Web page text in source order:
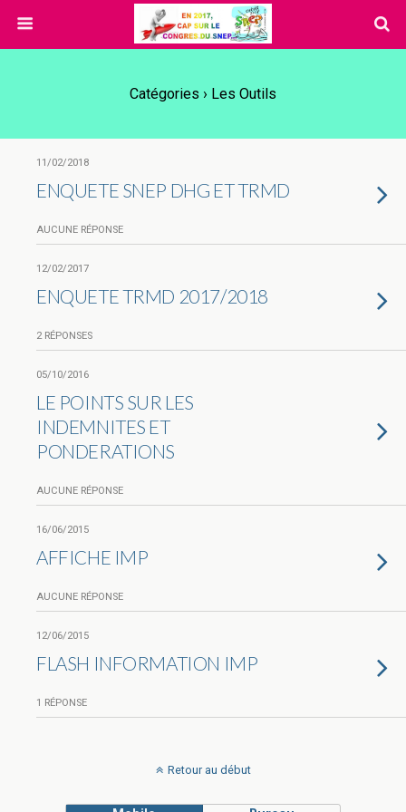
Catégories › Les Outils
11/02/2018
ENQUETE SNEP DHG ET TRMD
AUCUNE RÉPONSE
12/02/2017
ENQUETE TRMD 2017/2018
2 RÉPONSES
05/10/2016
LE POINTS SUR LES
INDEMNITES ET
PONDERATIONS
AUCUNE RÉPONSE
16/06/2015
AFFICHE IMP
AUCUNE RÉPONSE
12/06/2015
FLASH INFORMATION IMP
1 RÉPONSE
Retour au début